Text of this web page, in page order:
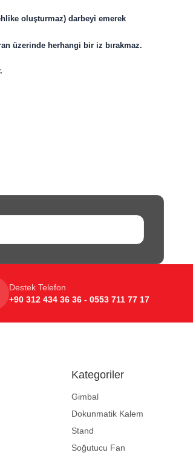
oluşturmaz) darbeyi emerek
üzerinde herhangi bir iz bırakmaz.
Destek Telefon
+90 312 434 36 36 - 0553 711 77 17
Kategoriler
Gimbal
Dokunmatik Kalem
Stand
Soğutucu Fan